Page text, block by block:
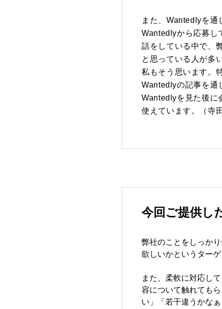
また、Wantedlyを通
Wantedlyから応募し
話をしている中で、
と思っている人が多
私もそう思います。
Wantedlyの記事を通
Wantedlyを見た後に
使えています。（寺
今回ご提供し
弊社のことをしっか
欲しいかというター
また、柔軟に対応し
容について触れても
い」「若干違うかな